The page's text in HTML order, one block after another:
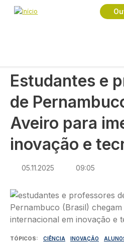
Passar para o conteúdo
Navegação
Início
Praça
Estudantes e professores
Estudantes e
de
Aveiro para
inovação e
05.11.2025 09:05
Imagem
TÓPICOS CIÊNCIA INOVAÇÃO